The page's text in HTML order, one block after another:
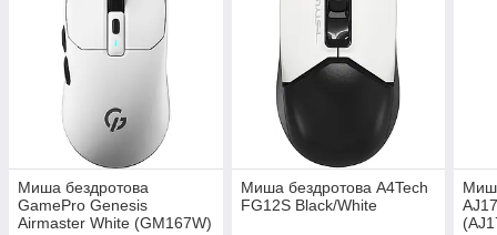
Миша бездротова
GamePro Genesis
Airmaster White (GM167W)
Миша бездротова A4Tech
FG12S Black/White